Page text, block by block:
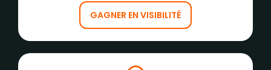
GAGNER EN VISIBILITÉ